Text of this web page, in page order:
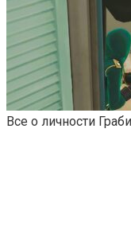
Все о личности